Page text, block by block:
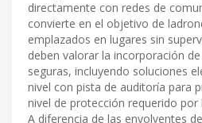
directamente con redes de
convierte en el objetivo de
emplazados en lugares sin
deben valorar la incorporación
seguras, incluyendo soluciones
nivel con pista de auditoría para
nivel de protección requerido por
A diferencia de las envolventes